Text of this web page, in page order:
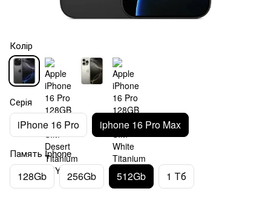
Колір
Серія
iPhone 16 Pro iphone 16 Pro Max
Память Iphone
128Gb 256Gb 512Gb 1 Тб